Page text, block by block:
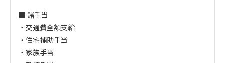
■ 諸手当
・交通費全額支給
・住宅補助手当
・家族手当